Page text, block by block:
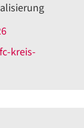
kreis-